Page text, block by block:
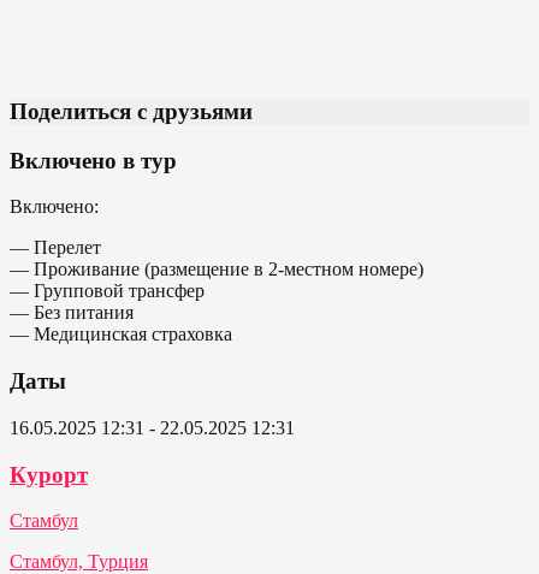
Поделиться с друзьями
Включено в тур
Включено:
— Перелет
— Проживание (размещение в 2-местном номере)
— Групповой трансфер
— Без питания
— Медицинская страховка
Даты
16.05.2025 12:31 - 22.05.2025 12:31
Курорт
Стамбул
Стамбул, Турция